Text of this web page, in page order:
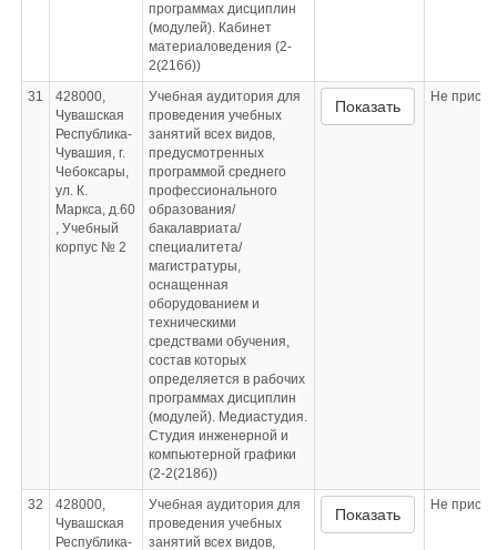
программах дисциплин
(модулей). Кабинет
материаловедения (2-
2(216б))
31
428000,
Чувашская
Республика-
Чувашия, г.
Чебоксары,
ул. К.
Маркса, д.60
, Учебный
корпус № 2
Учебная аудитория для
проведения учебных
занятий всех видов,
предусмотренных
программой среднего
профессионального
образования/
бакалавриата/
специалитета/
магистратуры,
оснащенная
оборудованием и
техническими
средствами обучения,
состав которых
определяется в рабочих
программах дисциплин
(модулей). Медиастудия.
Студия инженерной и
компьютерной графики
(2-2(218б))
Показать
Не
32
428000,
Чувашская
Республика-
Учебная аудитория для
проведения учебных
занятий всех видов,
Показать
Не